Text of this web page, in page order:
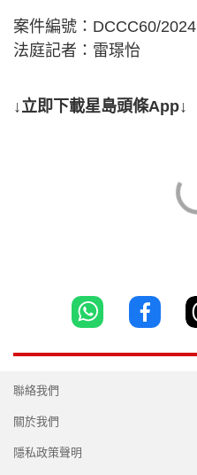
案件編號：DCCC60/2024
法庭記者：雷璟怡
↓立即下載星島頭條App↓
聯絡我們
關於我們
隱私政策聲明